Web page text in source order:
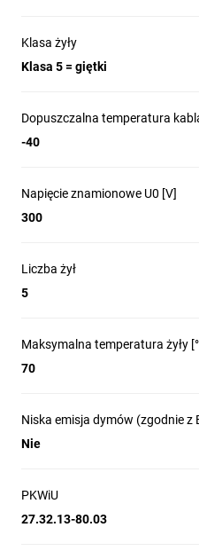
Klasa żyły
Klasa 5 = giętki
Dopuszczalna temperatura
-40
Napięcie znamionowe U0 [V]
300
Liczba żył
5
Maksymalna temperatura żyły
70
Niska emisja dymów (zgodnie z
Nie
PKWiU
27.32.13-80.03